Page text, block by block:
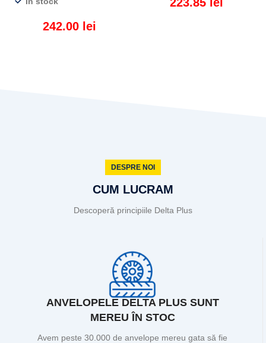
242.00 lei
DESPRE NOI
CUM LUCRAM
Descoperă principiile Delta Plus
ANVELOPELE DELTA PLUS SUNT
MEREU ÎN STOC
Avem peste 30.000 de anvelope mereu gata să fie